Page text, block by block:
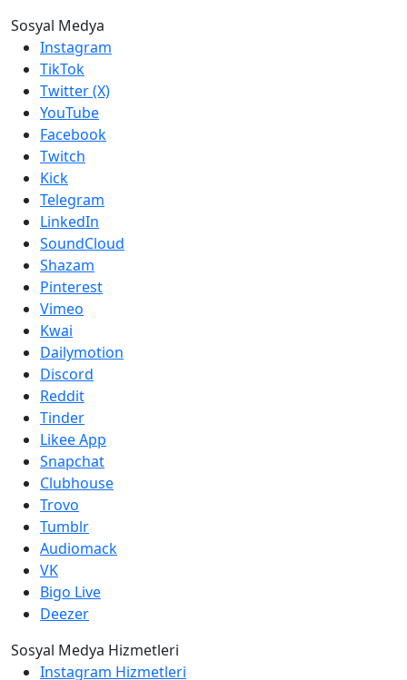
Sosyal Medya
Instagram
TikTok
Twitter (X)
YouTube
Facebook
Twitch
Kick
Telegram
LinkedIn
SoundCloud
Shazam
Pinterest
Vimeo
Kwai
Dailymotion
Discord
Reddit
Tinder
Likee App
Snapchat
Clubhouse
Trovo
Tumblr
Audiomack
VK
Bigo Live
Deezer
Sosyal Medya Hizmetleri
Instagram Hizmetleri